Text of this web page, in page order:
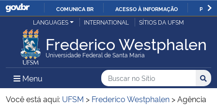
IR
O
COMUNICA BR ACESSO À INFORMAÇÃO
Ministério da Justiça e Segurança Pública
Ministério da Defesa
Ministério das Relações Exteriores
LANGUAGES INTERNATIONAL SÍTIOS DA UFSM
Frederico Westphalen
Universidade Federal de Santa Maria
Menu Menu Principal do Sítio
Busca
Buscar no no Sítio
Busca:
Você está aqui: UFSM > Frederico Westphalen >Agência